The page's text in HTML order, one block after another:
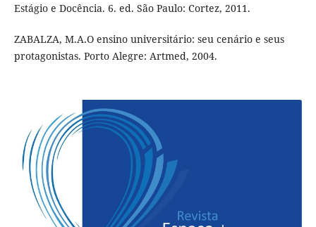
Estágio e Docência. 6. ed. São Paulo: Cortez, 2011.
ZABALZA, M.A.O ensino universitário: seu cenário e seus
protagonistas. Porto Alegre: Artmed, 2004.